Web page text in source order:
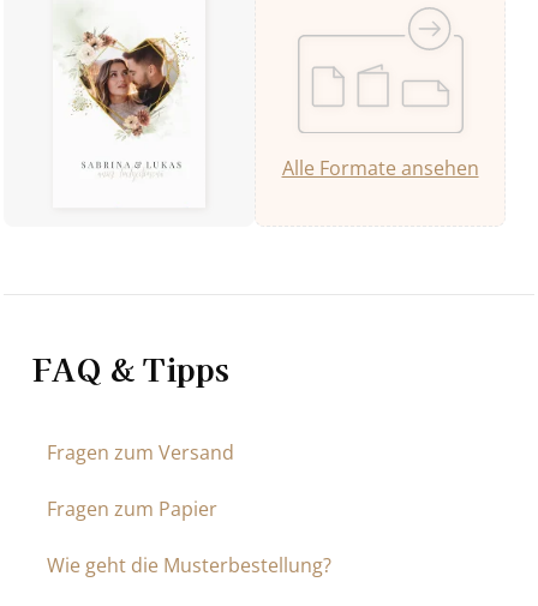
Alle Formate ansehen
FAQ & Tipps
Fragen zum Versand
Fragen zum Papier
Wie geht die Musterbestellung?